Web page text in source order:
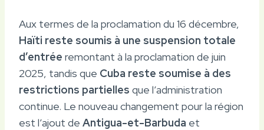
Aux termes de la proclamation du 16 décembre,
Haïti reste soumis à une suspension totale
d’entrée remontant à la proclamation de juin
2025, tandis que Cuba reste soumise à des
restrictions partielles que l’administration
continue. Le nouveau changement pour la région
est l’ajout de Antigua-et-Barbuda et